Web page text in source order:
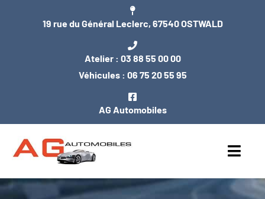
19 rue du Général Leclerc, 67540 OSTWALD
Atelier : 03 88 55 00 00
Véhicules : 06 75 20 55 95
AG Automobiles
ACCUEIL